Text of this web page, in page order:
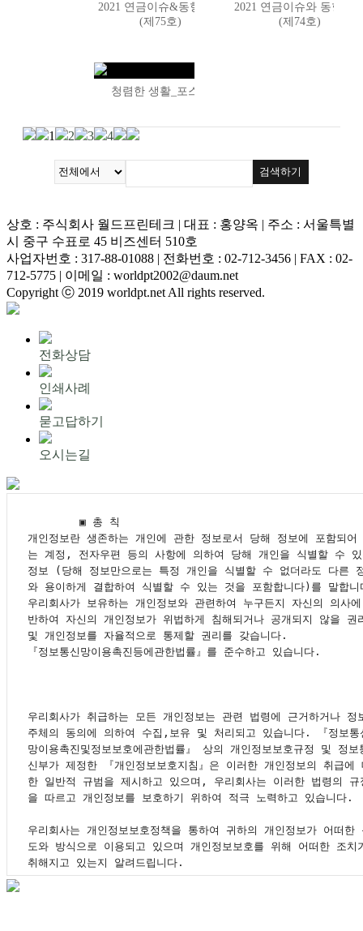
2021 연금이슈&동향분석
(제75호)
2021 연금이슈와 동향분
(제74호)
청렴한 생활_포스터
1 2 3 4
검색하기
상호 : 주식회사 월드프린테크 | 대표 : 홍양옥 | 주소 : 서울특별
시 중구 수표로 45 비즈센터 510호
사업자번호 : 317-88-01088 | 전화번호 : 02-712-3456 | FAX : 02-
712-5775 | 이메일 : worldpt2002@daum.net
Copyright ⓒ 2019 worldpt.net All rights reserved.
전화상담
인쇄사례
묻고답하기
오시는길